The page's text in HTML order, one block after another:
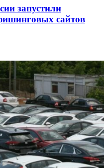
запустили
сайтов